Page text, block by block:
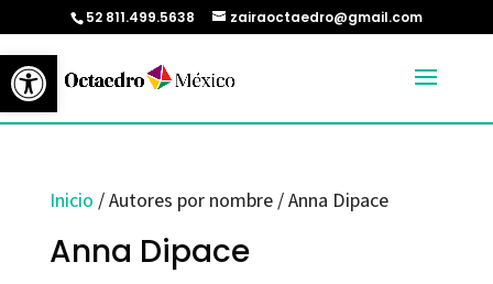
Abrir barra de herramientas
52 811.499.5638 zairaoctaedro@gmail.com
Inicio / Autores por nombre / Anna Dipace
Anna Dipace